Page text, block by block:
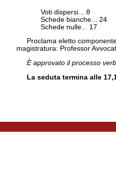
Voti dispersi... 8
Schede bianche... 24
Schede nulle... 17
Proclama eletto
magistratura: Professor
È approvato il processo
La seduta termina alle